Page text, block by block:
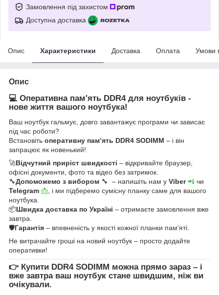
Замовлення під захистом
Доступна доставка
Опис Характеристики Доставка Оплата Умови
Опис
💻 Оперативна пам'ять DDR4 для ноутбуків -
нове життя вашого ноутбука!
Ваш ноутбук гальмує, довго завантажує програми чи зависає
під час роботи?
Встановіть оперативну пам’ять DDR4 SODIMM – і він
запрацює як новенький!
🚀Відчутний приріст швидкості – відкривайте браузер,
офісні документи, фото та відео без затримок.
🔧Допоможемо з вибором 🔧 – напишіть нам у Viber📲 чи
Telegram 📩 , і ми підберемо сумісну планку саме для вашого
ноутбука.
📦Швидка доставка по Україні – отримаєте замовлення вже
завтра.
🛡Гарантія – впевненість у якості кожної планки пам’яті.
Не витрачайте гроші на новий ноутбук – просто додайте
оперативки!
👉 Купити DDR4 SODIMM можна прямо зараз – і
вже завтра ваш ноутбук стане швидшим, ніж ви
очікували.